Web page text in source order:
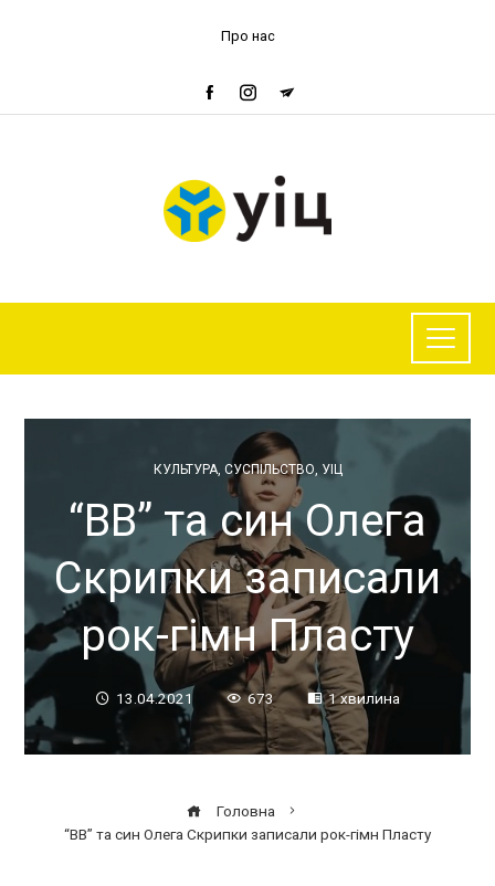
Про нас
КУЛЬТУРА, СУСПІЛЬСТВО, УІЦ
“ВВ” та син Олега
Скрипки записали
рок-гімн Пласту
13.04.2021 673 1 хвилина
Головна
“ВВ” та син Олега Скрипки записали рок-гімн Пласту